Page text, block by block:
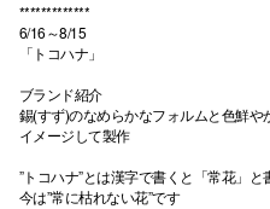
*************
6/16～8/15
「トコハナ」
ブランド紹介
錫(すず)のなめらかなフォルムと色鮮や
イメージして製作
”トコハナ”とは漢字で書くと「常花」と
今は”常に枯れない花”です